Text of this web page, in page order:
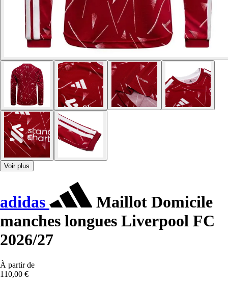
Voir plus
adidas
Maillot Domicile
manches longues Liverpool FC
2026/27
À partir de
110,00 €